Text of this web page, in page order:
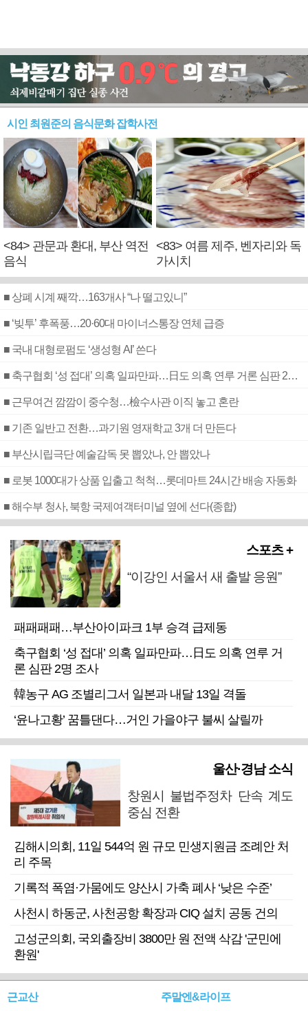
시인 최원준의 음식문화 잡학사전
<84> 관문과 환대, 부산 역전
음식
<83> 여름 제주, 벤자리와 독
가시치
■ 상폐 시계 째깍…163개사 “나 떨고있니”
■ ‘빚투’ 후폭풍…20·60대 마이너스통장 연체 급증
■ 국내 대형로펌도 ‘생성형 AI’ 쓴다
■ 축구협회 ‘성 접대’ 의혹 일파만파…日도 의혹 연루 거론 심판 2명 조사
■ 근무여건 깜깜이 중수청…檢수사관 이직 놓고 혼란
■ 기존 일반고 전환…과기원 영재학교 3개 더 만든다
■ 부산시립극단 예술감독 못 뽑았나, 안 뽑았나
■ 로봇 1000대가 상품 입출고 척척…롯데마트 24시간 배송 자동화
■ 해수부 청사, 북항 국제여객터미널 옆에 선다(종합)
스포츠 +
“이강인 서울서 새 출발 응원”
패패패패…부산아이파크 1부 승격 급제동
축구협회 ‘성 접대’ 의혹 일파만파…日도 의혹 연루 거
론 심판 2명 조사
韓농구 AG 조별리그서 일본과 내달 13일 격돌
‘윤나고황’ 꿈틀댄다…거인 가을야구 불씨 살릴까
울산·경남 소식
창원시 불법주정차 단속 계도
중심 전환
김해시의회, 11일 544억 원 규모 민생지원금 조례안 처
리 주목
기록적 폭염·가뭄에도 양산시 가축 폐사 ‘낮은 수준’
사천시 하동군, 사천공항 확장과 CIQ 설치 공동 건의
고성군의회, 국외출장비 3800만 원 전액 삭감 '군민에
환원'
근교산 주말엔&라이프